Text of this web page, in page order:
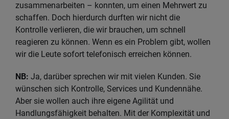
zusammenarbeiten – konnten, um einen Mehrwert zu
schaffen. Doch hierdurch durften wir nicht die
Kontrolle verlieren, die wir brauchen, um schnell
reagieren zu können. Wenn es ein Problem gibt, wollen
wir die Leute sofort telefonisch erreichen können.
NB: Ja, darüber sprechen wir mit vielen Kunden. Sie
wünschen sich Kontrolle, Services und Kundennähe.
Aber sie wollen auch ihre eigene Agilität und
Handlungsfähigkeit behalten. Mit der Komplexität und